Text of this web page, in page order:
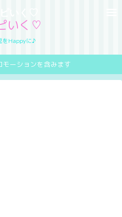
いく♡
をHappyに♪
モーションを含みます